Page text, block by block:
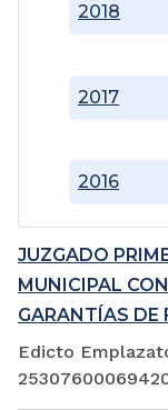
2016
2017
2018
JUZGADO
MUNICIPAL
GARANTÍAS DE
Edicto